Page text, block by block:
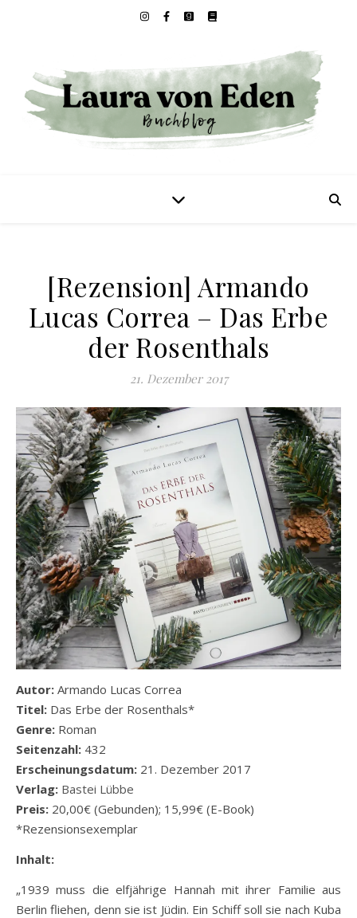
[Rezension] Armando
Lucas Correa – Das Erbe
der Rosenthals
21. Dezember 2017
Autor: Armando Lucas Correa
Titel: Das Erbe der Rosenthals*
Genre: Roman
Seitenzahl: 432
Erscheinungsdatum: 21. Dezember 2017
Verlag: Bastei Lübbe
Preis: 20,00€ (Gebunden); 15,99€ (E-Book)
*Rezensionsexemplar
Inhalt:
„1939 muss die elfjährige Hannah mit ihrer Familie aus
Berlin fliehen, denn sie ist Jüdin. Ein Schiff soll sie nach Kuba